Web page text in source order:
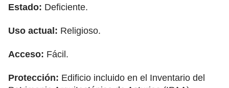
Estado: Deficiente.
Uso actual: Religioso.
Acceso: Fácil.
Protección: Edificio incluido en el Inventario del